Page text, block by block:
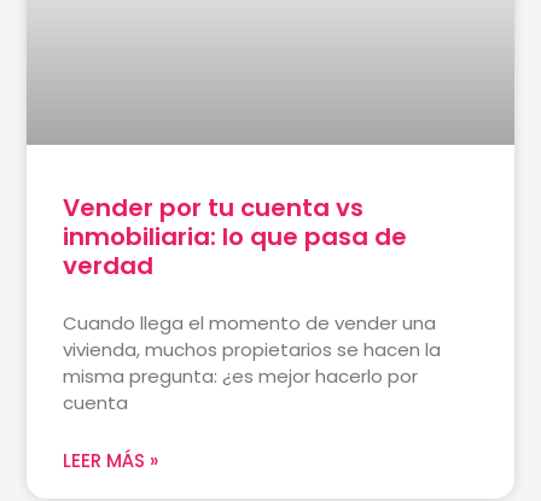
Vender por tu cuenta vs
inmobiliaria: lo que pasa de
verdad
Cuando llega el momento de vender una
vivienda, muchos propietarios se hacen la
misma pregunta: ¿es mejor hacerlo por
cuenta
LEER MÁS »